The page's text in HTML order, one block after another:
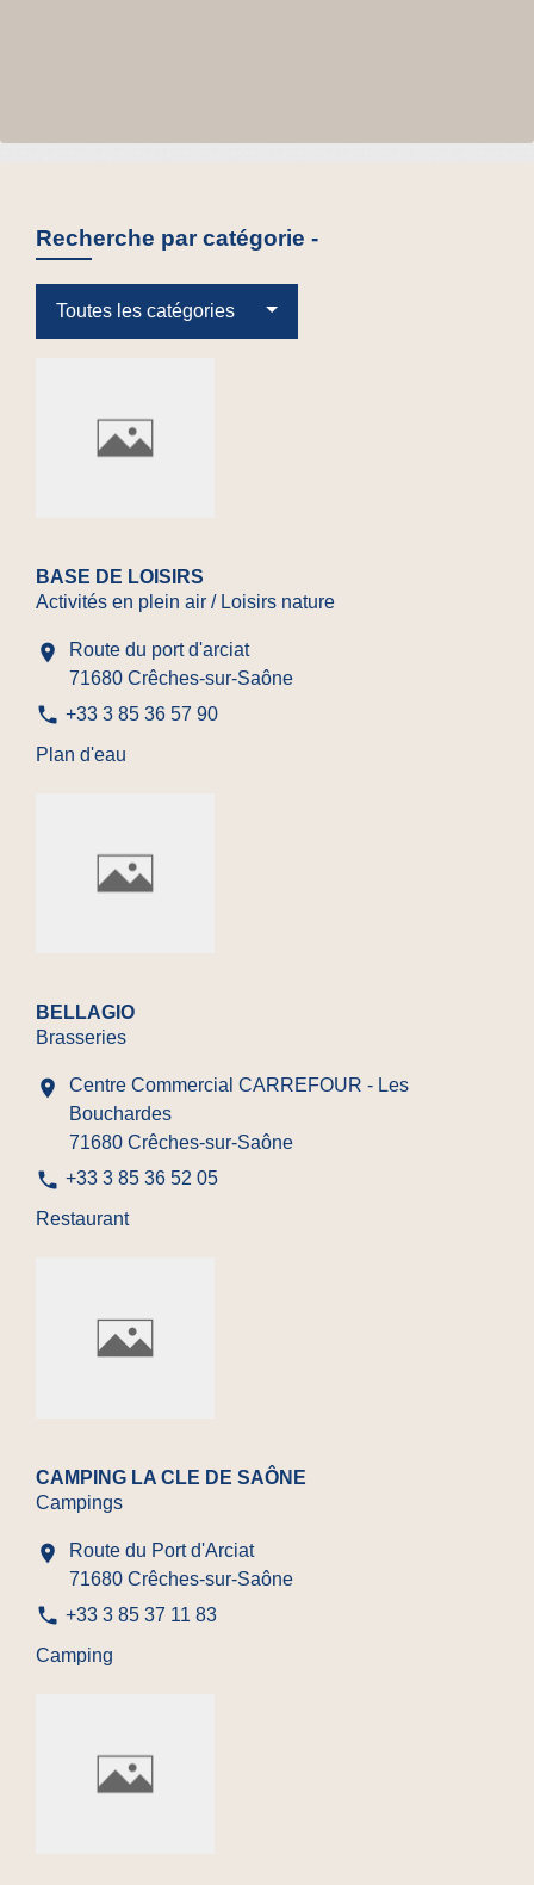
Recherche par catégorie -
Toutes les catégories
BASE DE LOISIRS
Activités en plein air / Loisirs nature
location_on
Route du port d'arciat
71680 Crêches-sur-Saône
phone +33 3 85 36 57 90
Plan d'eau
BELLAGIO
Brasseries
location_on
Centre Commercial CARREFOUR - Les
Bouchardes
71680 Crêches-sur-Saône
phone +33 3 85 36 52 05
Restaurant
CAMPING LA CLE DE SAÔNE
Campings
location_on
Route du Port d'Arciat
71680 Crêches-sur-Saône
phone +33 3 85 37 11 83
Camping